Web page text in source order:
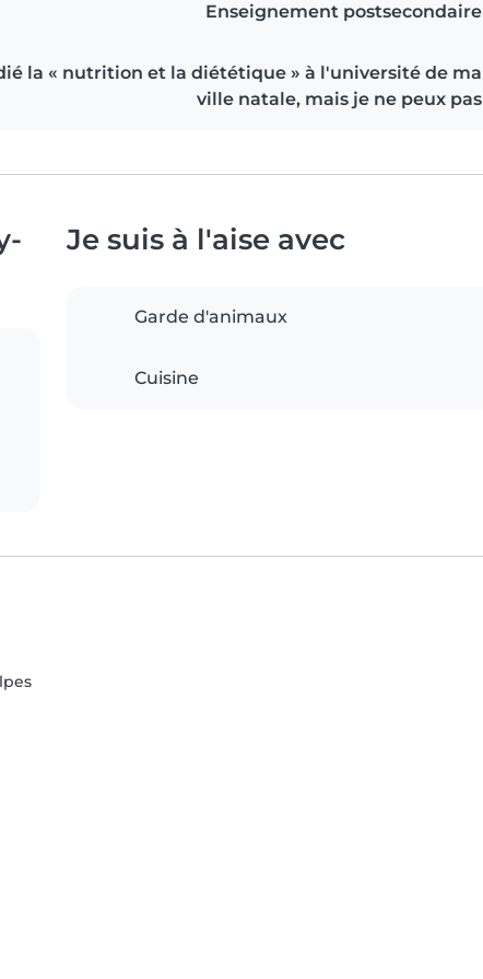
Enseignement postsecondaire
la « nutrition et la diététique » à l'université de ma
ville natale, mais je ne peux pas
Je suis à l'aise avec
Garde d'animaux
Cuisine